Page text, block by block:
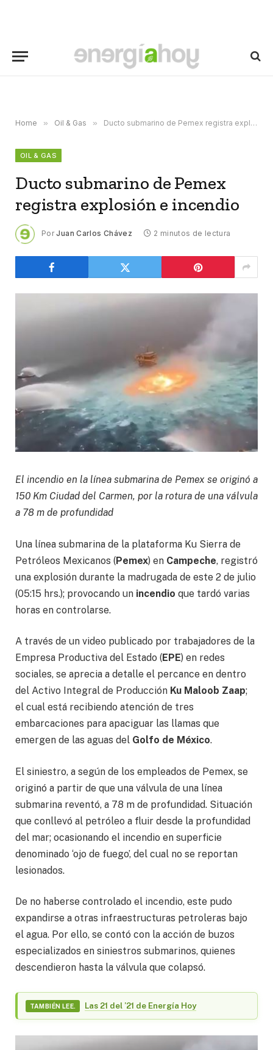
Home » Oil & Gas » Ducto submarino de Pemex registra explosión e incendio
OIL & GAS
Ducto submarino de Pemex
registra explosión e incendio
Por Juan Carlos Chávez 2 minutos de lectura
El incendio en la línea submarina de Pemex se originó a
150 Km Ciudad del Carmen, por la rotura de una válvula
a 78 m de profundidad
Una línea submarina de la plataforma Ku Sierra de
Petróleos Mexicanos (Pemex) en Campeche, registró
una explosión durante la madrugada de este 2 de julio
(05:15 hrs.); provocando un incendio que tardó varias
horas en controlarse.
A través de un video publicado por trabajadores de la
Empresa Productiva del Estado (EPE) en redes
sociales, se aprecia a detalle el percance en dentro
del Activo Integral de Producción Ku Maloob Zaap;
el cual está recibiendo atención de tres
embarcaciones para apaciguar las llamas que
emergen de las aguas del Golfo de México.
El siniestro, a según de los empleados de Pemex, se
originó a partir de que una válvula de una línea
submarina reventó, a 78 m de profundidad. Situación
que conllevó al petróleo a fluir desde la profundidad
del mar; ocasionando el incendio en superficie
denominado ‘ojo de fuego’, del cual no se reportan
lesionados.
De no haberse controlado el incendio, este pudo
expandirse a otras infraestructuras petroleras bajo
el agua. Por ello, se contó con la acción de buzos
especializados en siniestros submarinos, quienes
descendieron hasta la válvula que colapsó.
TAMBIÉN LEE. Las 21 del ’21 de Energía Hoy
Reproductor